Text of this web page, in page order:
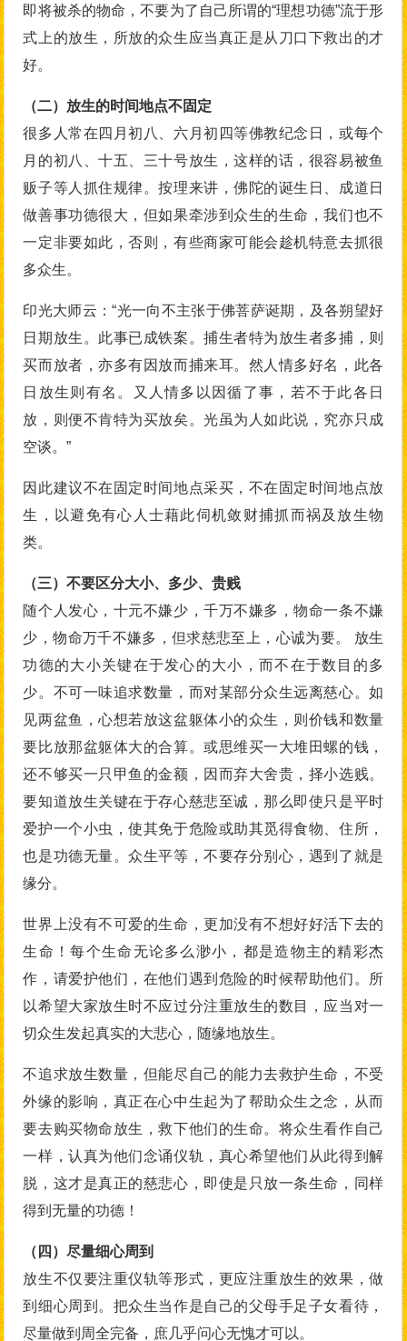
即将被杀的物命，不要为了自己所谓的“理想功德”流于形
式上的放生，所放的众生应当真正是从刀口下救出的才
好。
（二）放生的时间地点不固定
很多人常在四月初八、六月初四等佛教纪念日，或每个
月的初八、十五、三十号放生，这样的话，很容易被鱼
贩子等人抓住规律。按理来讲，佛陀的诞生日、成道日
做善事功德很大，但如果牵涉到众生的生命，我们也不
一定非要如此，否则，有些商家可能会趁机特意去抓很
多众生。
印光大师云：“光一向不主张于佛菩萨诞期，及各朔望好
日期放生。此事已成铁案。捕生者特为放生者多捕，则
买而放者，亦多有因放而捕来耳。然人情多好名，此各
日放生则有名。又人情多以因循了事，若不于此各日
放，则便不肯特为买放矣。光虽为人如此说，究亦只成
空谈。”
因此建议不在固定时间地点采买，不在固定时间地点放
生，以避免有心人士藉此伺机敛财捕抓而祸及放生物
类。
（三）不要区分大小、多少、贵贱
随个人发心，十元不嫌少，千万不嫌多，物命一条不嫌
少，物命万千不嫌多，但求慈悲至上，心诚为要。 放生
功德的大小关键在于发心的大小，而不在于数目的多
少。不可一味追求数量，而对某部分众生远离慈心。如
见两盆鱼，心想若放这盆躯体小的众生，则价钱和数量
要比放那盆躯体大的合算。或思维买一大堆田螺的钱，
还不够买一只甲鱼的金额，因而弃大舍贵，择小选贱。
要知道放生关键在于存心慈悲至诚，那么即使只是平时
爱护一个小虫，使其免于危险或助其觅得食物、住所，
也是功德无量。众生平等，不要存分别心，遇到了就是
缘分。
世界上没有不可爱的生命，更加没有不想好好活下去的
生命！每个生命无论多么渺小，都是造物主的精彩杰
作，请爱护他们，在他们遇到危险的时候帮助他们。所
以希望大家放生时不应过分注重放生的数目，应当对一
切众生发起真实的大悲心，随缘地放生。
不追求放生数量，但能尽自己的能力去救护生命，不受
外缘的影响，真正在心中生起为了帮助众生之念，从而
要去购买物命放生，救下他们的生命。将众生看作自己
一样，认真为他们念诵仪轨，真心希望他们从此得到解
脱，这才是真正的慈悲心，即使是只放一条生命，同样
得到无量的功德！
（四）尽量细心周到
放生不仅要注重仪轨等形式，更应注重放生的效果，做
到细心周到。把众生当作是自己的父母手足子女看待，
尽量做到周全完备，庶几乎问心无愧才可以。